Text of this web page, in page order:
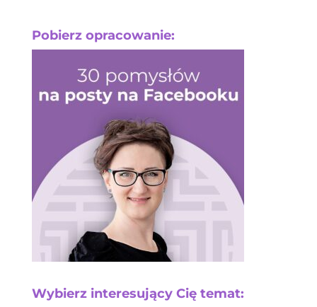
Pobierz opracowanie:
Wybierz interesujący Cię temat: